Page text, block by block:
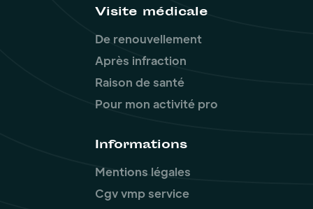
Visite médicale
De renouvellement
Après infraction
Raison de santé
Pour mon activité pro
Informations
Mentions légales
Cgv vmp service